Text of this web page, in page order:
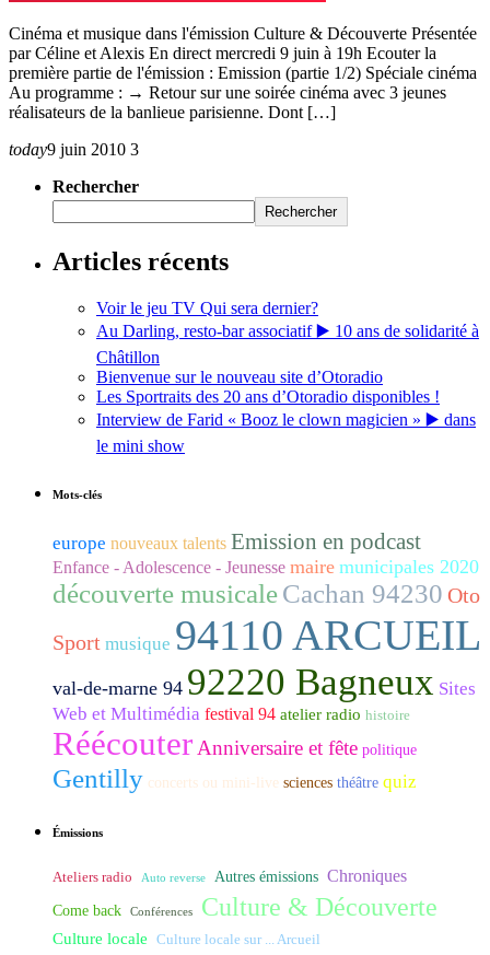
Cinéma et musique dans l'émission Culture & Découverte Présentée
par Céline et Alexis En direct mercredi 9 juin à 19h Ecouter la
première partie de l'émission : Emission (partie 1/2) Spéciale cinéma
Au programme : → Retour sur une soirée cinéma avec 3 jeunes
réalisateurs de la banlieue parisienne. Dont […]
today9 juin 2010 3
Rechercher
Rechercher
Articles récents
Voir le jeu TV Qui sera dernier?
Au Darling, resto-bar associatif ▶️ 10 ans de solidarité à
Châtillon
Bienvenue sur le nouveau site d’Otoradio
Les Sportraits des 20 ans d’Otoradio disponibles !
Interview de Farid « Booz le clown magicien » ▶️ dans
le mini show
Mots-clés
europe nouveaux talents Emission en podcast
Enfance - Adolescence - Jeunesse maire municipales 2020
découverte musicaleCachan 94230 Oto
Sport musique 94110 ARCUEIL
val-de-marne 94 92220 Bagneux Sites
Web et Multimédia festival 94 atelier radio histoire
RéécouterAnniversaire et fête politique
Gentilly concerts ou mini-live sciences théâtre quiz
Émissions
Ateliers radio Auto reverse Autres émissions Chroniques
Come back Conférences Culture & Découverte
Culture locale Culture locale sur ... Arcueil